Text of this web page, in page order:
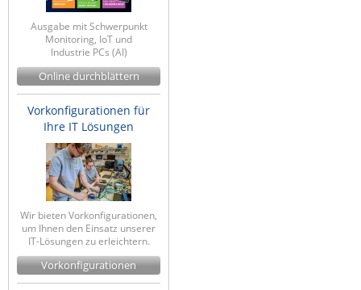
Westermo
Yuasa
ZPE Systems
News zu unseren Herstellern
Ausgabe mit Schwerpunkt
Monitoring, IoT und
Industrie PCs (AI)
Online durchblättern
Vorkonfigurationen für
Ihre IT Lösungen
Wir bieten Vorkonfigurationen,
um Ihnen den Einsatz unserer
IT-Lösungen zu erleichtern.
Vorkonfigurationen